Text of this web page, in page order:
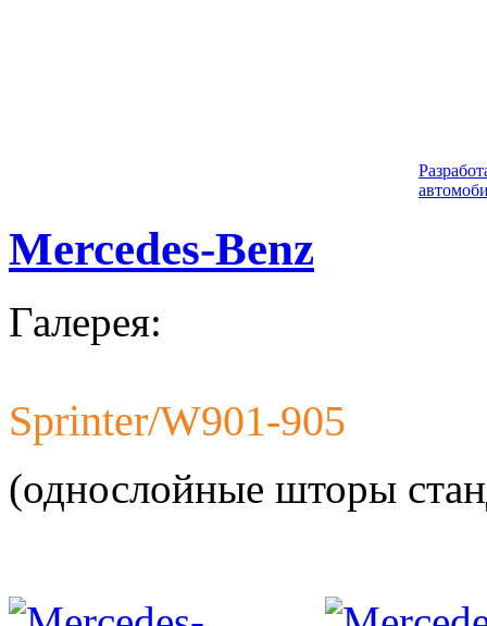
Mercedes-Benz
Галерея:
Sprinter/W901-905
(однослойные шторы